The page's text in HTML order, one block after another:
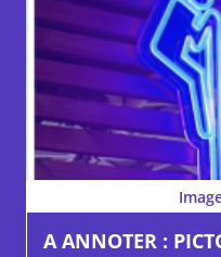
A ANNOTER :